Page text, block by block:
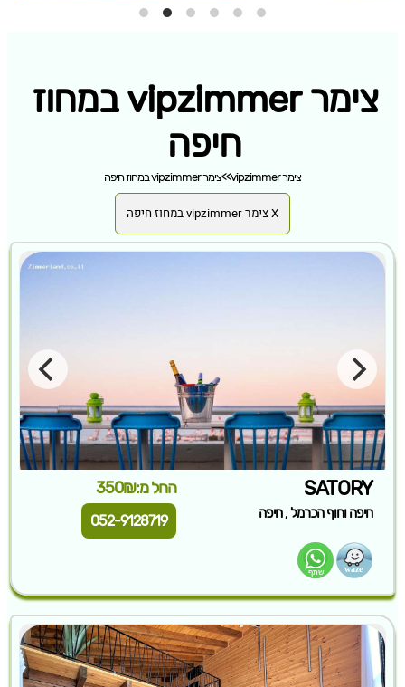
צימר vipzimmer במחוז
חיפה
צימר vipzimmer >>צימר vipzimmer במחוז חיפה
X צימר vipzimmer במחוז חיפה
SATORY החל מ:350₪
חיפה וחוף הכרמל ,חיפה 052-9128719